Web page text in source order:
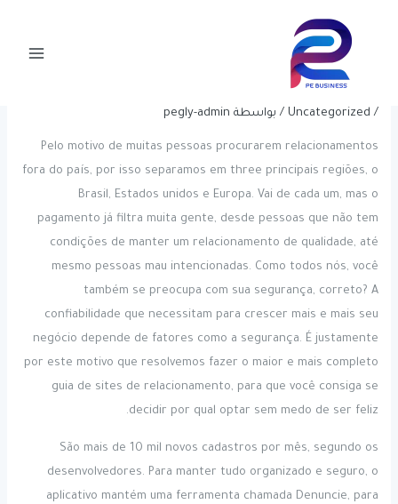
21 Melhores Sites De
Relacionamento 2023 Grátis
/
Uncategorized / بواسطة pegly-admin
Pelo motivo de muitas pessoas procurarem relacionamentos
fora do país, por isso separamos em three principais regiões, o
Brasil, Estados unidos e Europa. Vai de cada um, mas o
pagamento já filtra muita gente, desde pessoas que não tem
condições de manter um relacionamento de qualidade, até
mesmo pessoas mau intencionadas. Como todos nós, você
também se preocupa com sua segurança, correto? A
confiabilidade que necessitam para crescer mais e mais seu
negócio depende de fatores como a segurança. É justamente
por este motivo que resolvemos fazer o maior e mais completo
guia de sites de relacionamento, para que você consiga se
decidir por qual optar sem medo de ser feliz.
São mais de 10 mil novos cadastros por mês, segundo os
desenvolvedores. Para manter tudo organizado e seguro, o
aplicativo mantém uma ferramenta chamada Denuncie, para
navigation